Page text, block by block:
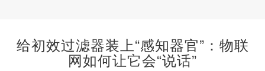
给初效过滤器装上“感知器官”：物联
网如何让它会“说话”